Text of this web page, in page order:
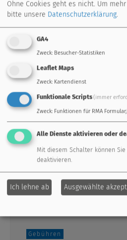
Anmeldeschluss
12.10.2026
Termine in Österreich
Expertenseminar
20.10.2026 10:00 - 16:00 Uhr
Gebühren
Ohne Cookies geht es nicht. Um
bitte unsere Datenschutzerklärung.
GA4
Zweck: Besucher-Statistiken
Leaflet Maps
Zweck: Kartendienst
Funktionale Scripts(immer
Zweck: Funktionen für RMA
Alle Dienste aktivieren oder
Mit diesem Schalter können
deaktivieren.
Ich lehne ab Ausgewählte